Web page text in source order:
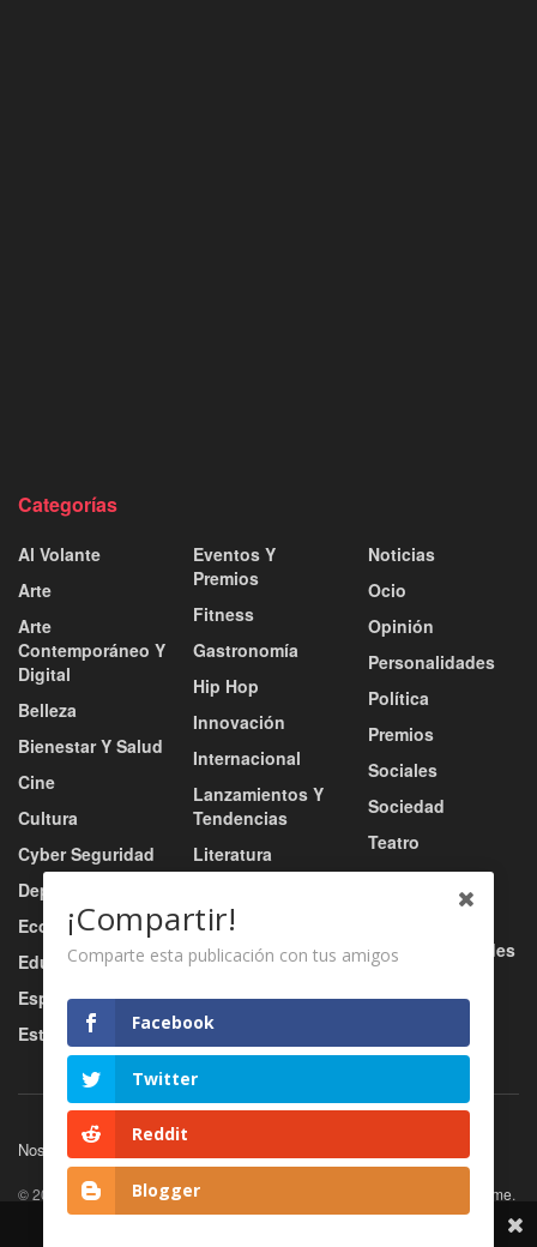
Categorías
Al Volante
Arte
Arte
Contemporáneo Y
Digital
Belleza
Bienestar Y Salud
Cine
Cultura
Cyber Seguridad
Deportes
Economía
Educación
Esports
Estilo De Vida
Eventos Y
Premios
Fitness
Gastronomía
Hip Hop
Innovación
Internacional
Lanzamientos Y
Tendencias
Literatura
Música
Música Urbana
Nacional
Negocio
Noticias
Ocio
Opinión
Personalidades
Política
Premios
Sociales
Sociedad
Teatro
Tecnología
Tv / Radio / Redes
Nosotros
© 2026 JNews - Premium WordPress news & magazine theme by Jegtheme.
¡Compartir!
Comparte esta publicación con tus amigos
Facebook
Twitter
Reddit
Blogger